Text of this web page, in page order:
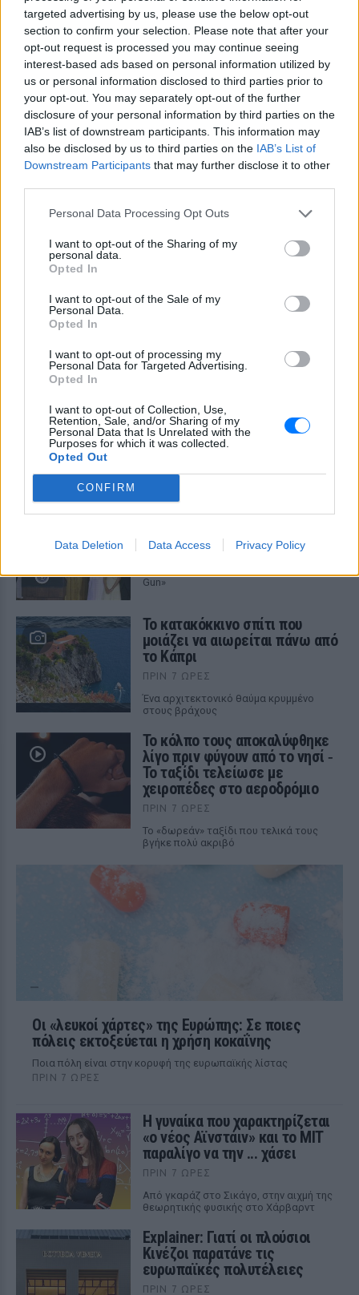
targeted advertising by us, please use the below opt-out
section to confirm your selection. Please note that after your
opt-out request is processed you may continue seeing
interest-based ads based on personal information utilized by
us or personal information disclosed to third parties prior to
your opt-out. You may separately opt-out of the further
disclosure of your personal information by third parties on the
IAB’s list of downstream participants. This information may
also be disclosed by us to third parties on the IAB’s List of
Downstream Participants that may further disclose it to other
Personal Data Processing Opt Outs
I want to opt-out of the Sharing of my
personal data.
Opted In
I want to opt-out of the Sale of my
Personal Data.
Opted In
I want to opt-out of processing my
Personal Data for Targeted Advertising.
Opted In
I want to opt-out of Collection, Use,
Retention, Sale, and/or Sharing of my
Personal Data that Is Unrelated with the
Purposes for which it was collected.
Opted Out
CONFIRM
Data Deletion Data Access Privacy Policy
Ακολουθήστε το E-Radio.gr και στο Instagram
ΔΙΑΦΗΜΙΣΗ
ΔΕΙΤΕ ΕΠΙΣΗΣ
ΣΤΗΝ ΙΔΙΑ ΚΑΤΗΓΟΡΙΑ
Ο μοναδικός Αμερικανός
ΠΡΙΝ 7 ΏΡΕΣ
Gun»
Το κατακόκκινο σπίτι που
μοιάζει να αιωρείται πάνω από
το Κάπρι
ΠΡΙΝ 7 ΏΡΕΣ
Ένα αρχιτεκτονικό θαύμα κρυμμένο
στους βράχους
Το κόλπο τους αποκαλύφθηκε
λίγο πριν φύγουν από το νησί ‑
Το ταξίδι τελείωσε με
χειροπέδες στο αεροδρόμιο
ΠΡΙΝ 7 ΏΡΕΣ
Το «δωρεάν» ταξίδι που τελικά τους
βγήκε πολύ ακριβό
Οι «λευκοί χάρτες» της Ευρώπης: Σε ποιες
πόλεις εκτοξεύεται η χρήση κοκαΐνης
Ποια πόλη είναι στην κορυφή της ευρωπαϊκής λίστας
ΠΡΙΝ 7 ΏΡΕΣ
Η γυναίκα που χαρακτηρίζεται
«ο νέος Αϊνστάιν» και το MIT
παραλίγο να την ... χάσει
ΠΡΙΝ 7 ΏΡΕΣ
Από γκαράζ στο Σικάγο, στην αιχμή της
θεωρητικής φυσικής στο Χάρβαρντ
Explainer: Γιατί οι πλούσιοι
Κινέζοι παρατάνε τις
ευρωπαϊκές πολυτέλειες
ΠΡΙΝ 7 ΏΡΕΣ